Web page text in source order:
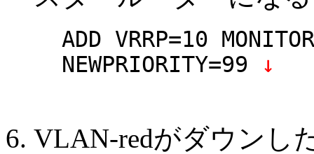
ADD VRRP=10
NEWPRIORITY=99 ↓
VLAN-redがダウンし